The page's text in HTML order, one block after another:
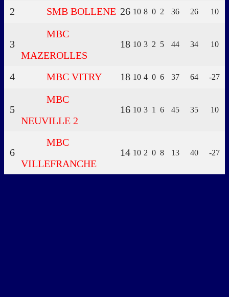
2 SMB BOLLENE 26 10 8 0 2 36 26 10
3
MBC
MAZEROLLES
18 10 3 2 5 44 34 10
4 MBC VITRY 18 10 4 0 6 37 64 -27
5
MBC
NEUVILLE 2
16 10 3 1 6 45 35 10
6
MBC
VILLEFRANCHE
14 10 2 0 8 13 40 -27